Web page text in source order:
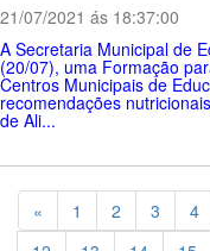
21/07/2021 ás 18:37:00
A Secretaria Municipal de
(20/07), uma Formação
Centros Municipais de
recomendações
de Ali...
« Previous
1 2 3 4